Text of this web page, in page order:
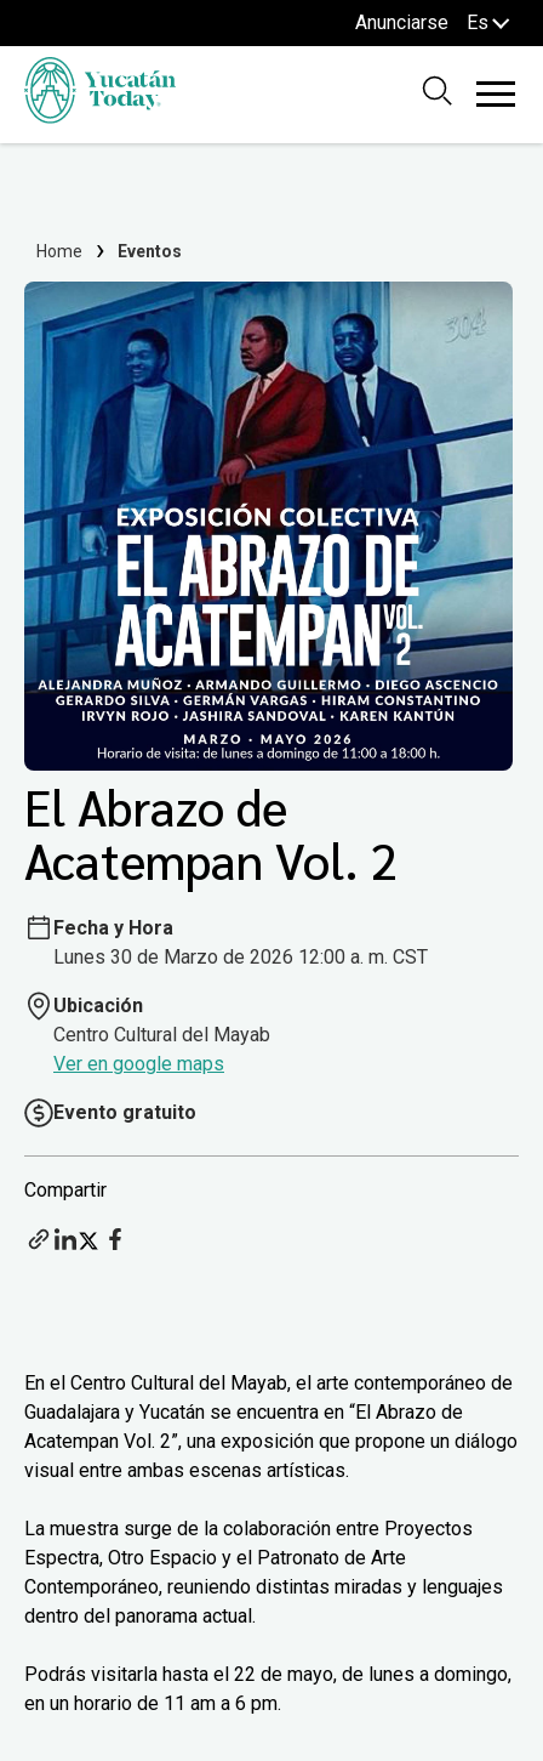
Anunciarse Es
Home Eventos
El Abrazo de
Acatempan Vol. 2
Fecha y Hora
Lunes 30 de Marzo de 2026 12:00 a. m. CST
Ubicación
Centro Cultural del Mayab
Ver en google maps
Evento gratuito
Compartir
En el Centro Cultural del Mayab, el arte contemporáneo de
Guadalajara y Yucatán se encuentra en “El Abrazo de
Acatempan Vol. 2”, una exposición que propone un diálogo
visual entre ambas escenas artísticas.
La muestra surge de la colaboración entre Proyectos
Espectra, Otro Espacio y el Patronato de Arte
Contemporáneo, reuniendo distintas miradas y lenguajes
dentro del panorama actual.
Podrás visitarla hasta el 22 de mayo, de lunes a domingo,
en un horario de 11 am a 6 pm.